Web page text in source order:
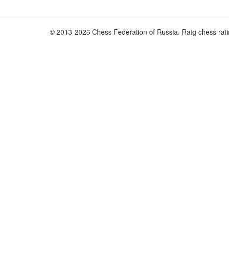
© 2013-2026 Chess Federation of Russia. Ratg chess